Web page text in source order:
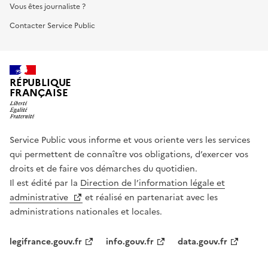
Vous êtes journaliste ?
Contacter Service Public
RÉPUBLIQUE
FRANÇAISE
Service Public vous informe et vous oriente vers les services
qui permettent de connaître vos obligations, d’exercer vos
droits et de faire vos démarches du quotidien.
Il est édité par la Direction de l’information légale et
administrative
et réalisé en partenariat avec les
administrations nationales et locales.
legifrance.gouv.fr info.gouv.fr data.gouv.fr